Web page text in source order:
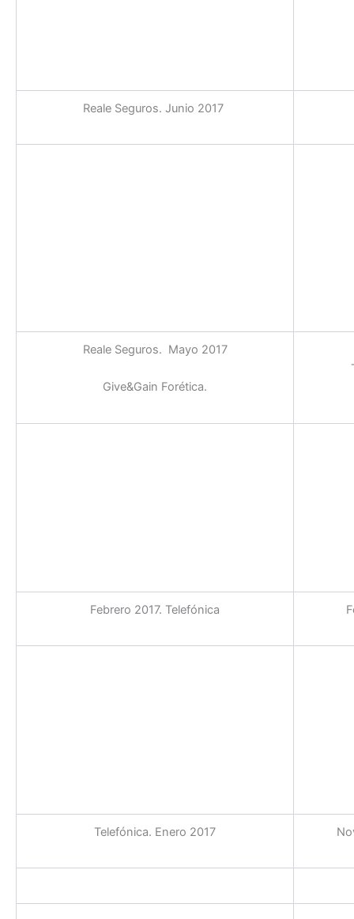
Reale Seguros. Junio 2017
Reale Seguros. Mayo 2017
Give&Gain Forética.
Febrero 2017. Telefónica
Telefónica. Enero 2017